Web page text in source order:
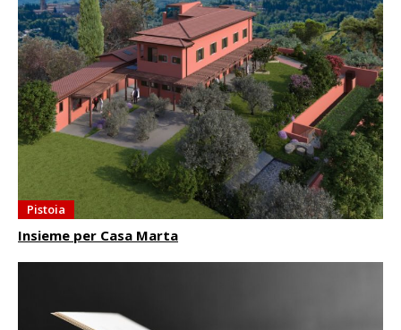
Pistoia
Insieme per Casa Marta